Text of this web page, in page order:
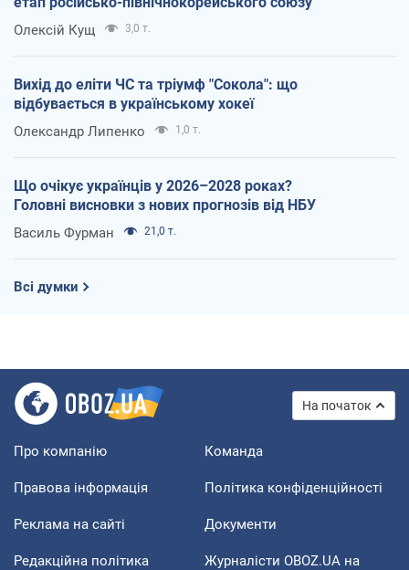
Олексій Кущ 3,0 т.
Вихід до еліти ЧС та тріумф "Сокола": що
відбувається в українському хокеї
Олександр Липенко 1,0 т.
Що очікує українців у 2026–2028 роках?
Головні висновки з нових прогнозів від НБУ
Василь Фурман 21,0 т.
Всі думки
На початок
Про компанію Команда
Правова інформація Політика конфіденційності
Реклама на сайті Документи
Редакційна політика
Журналісти OBOZ.UA на